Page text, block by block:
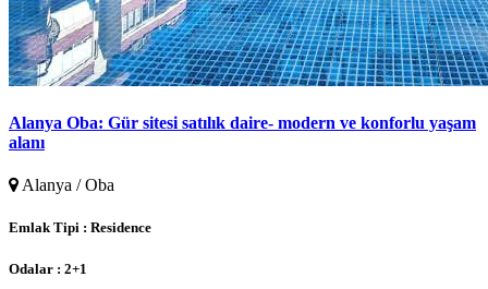
Alanya Oba: Gür sitesi satılık daire- modern ve konforlu yaşam
alanı
Alanya / Oba
Emlak Tipi : Residence
Odalar : 2+1